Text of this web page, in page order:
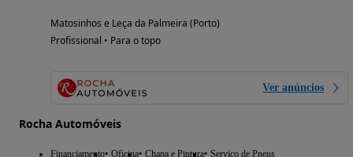
Matosinhos e Leça da Palmeira (Porto)
Profissional • Para o topo
Ver anúncios
Rocha Automóveis
Financiamento Oficina Chapa e Pintura Serviço de Pneus